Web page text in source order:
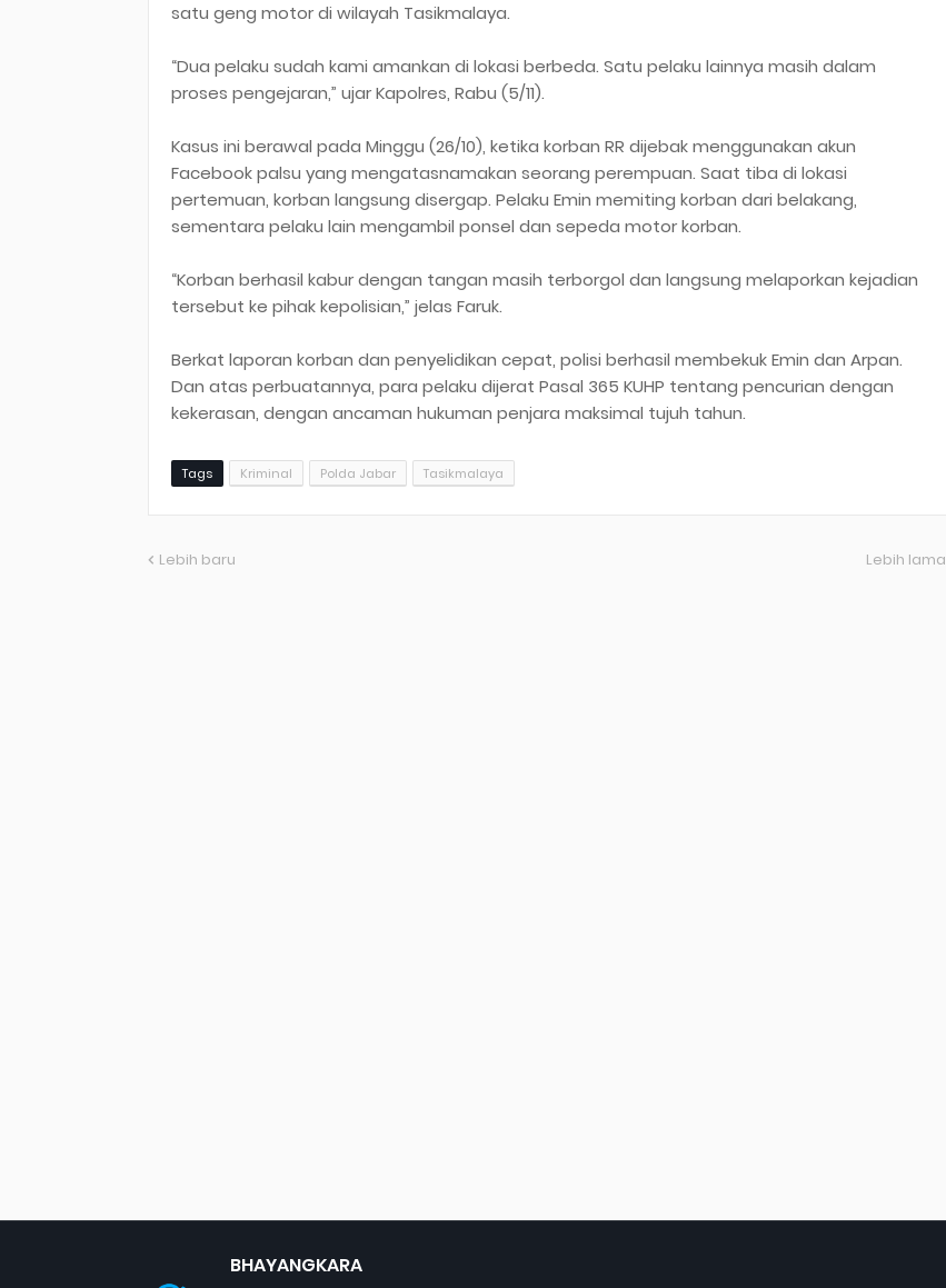
satu geng motor di wilayah Tasikmalaya.
“Dua pelaku sudah kami amankan di lokasi berbeda. Satu pelaku lainnya masih dalam
proses pengejaran,” ujar Kapolres, Rabu (5/11).
Kasus ini berawal pada Minggu (26/10), ketika korban RR dijebak menggunakan akun
Facebook palsu yang mengatasnamakan seorang perempuan. Saat tiba di lokasi
pertemuan, korban langsung disergap. Pelaku Emin memiting korban dari belakang,
sementara pelaku lain mengambil ponsel dan sepeda motor korban.
“Korban berhasil kabur dengan tangan masih terborgol dan langsung melaporkan kejadian
tersebut ke pihak kepolisian,” jelas Faruk.
Berkat laporan korban dan penyelidikan cepat, polisi berhasil membekuk Emin dan Arpan.
Dan atas perbuatannya, para pelaku dijerat Pasal 365 KUHP tentang pencurian dengan
kekerasan, dengan ancaman hukuman penjara maksimal tujuh tahun.
Tags Kriminal Polda Jabar Tasikmalaya
Lebih baru Lebih lama
BHAYANGKARA